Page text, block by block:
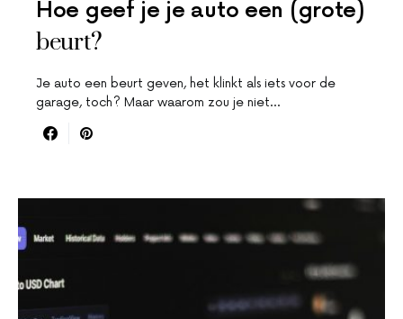
Hoe geef je je auto een (grote)
beurt?
Je auto een beurt geven, het klinkt als iets voor de
garage, toch? Maar waarom zou je niet…